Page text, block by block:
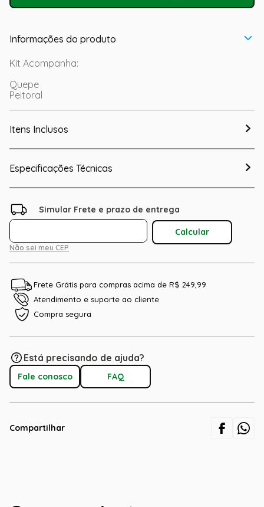
Informações do produto
Kit Acompanha:
Quepe
Peitoral
Itens Inclusos
Especificações Técnicas
Não sei meu CEP
Frete Grátis para compras acima de R$ 249,99
Atendimento e suporte ao cliente
Compra segura
Está precisando de ajuda?
Fale conosco FAQ
Compartilhar